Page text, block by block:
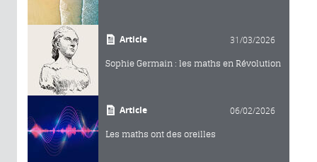
Article 31/03/2026
Sophie Germain : les maths en Révolution
Article 06/02/2026
Les maths ont des oreilles